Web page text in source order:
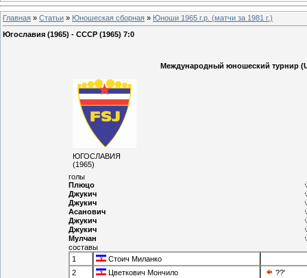
Главная » Статьи » Юношеская cборная » Юноши 1965 г.р. (матчи за 1981 г.)
Югославия (1965) - СССР (1965) 7:0
Международный юношеский турнир
ЮГОСЛАВИЯ
(1965)
голы
Плюцо
Джукич
Джукич
Асанович
Джукич
Джукич
Мулчан
составы
1
Стоич Миланко
2
Цветкович Мончило
??'